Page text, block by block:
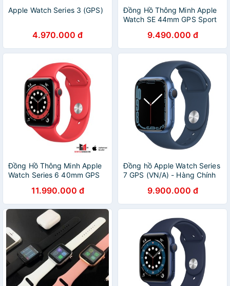
Apple Watch Series 3 (GPS)
4.970.000 đ
Đồng Hồ Thông Minh Apple
Watch SE 44mm GPS Sport
9.490.000 đ
Đồng Hồ Thông Minh Apple
Watch Series 6 40mm GPS
11.990.000 đ
Đồng hồ Apple Watch Series
7 GPS (VN/A) - Hàng Chính
9.900.000 đ